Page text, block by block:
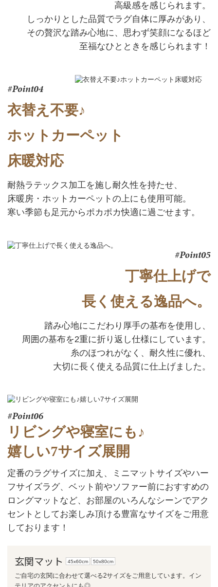
高級感を感じられます。
しっかりとした品質でラグ自体に厚みがあり、
その贅沢な踏み心地に、思わず笑顔になるほど
至福なひとときを感じられます！
#Point04
衣替え不要♪
ホットカーペット
床暖対応
耐熱ラテックス加工を施し耐久性を持たせ、
床暖房・ホットカーペットの上にも使用可能。
寒い季節も足元からポカポカ快適に過ごせます。
#Point05
丁寧仕上げで
長く使える逸品へ。
踏み心地にこだわり厚手の基布を使用し、
周囲の基布を2重に折り返し仕様にしています。
糸のほつれがなく、耐久性に優れ、
大切に長く使える品質に仕上げました。
#Point06
リビングや寝室にも♪
嬉しい7サイズ展開
定番のラグサイズに加え、ミニマットサイズやハー
フサイズラグ、ベット前やソファー前におすすめの
ロングマットなど、お部屋のいろんなシーンでアク
セントとしてお楽しみ頂ける豊富なサイズをご用意
しております！
玄関マット 45x60cm 50x80cm
ご自宅の玄関に合わせて選べる2サイズをご用意しています。イン